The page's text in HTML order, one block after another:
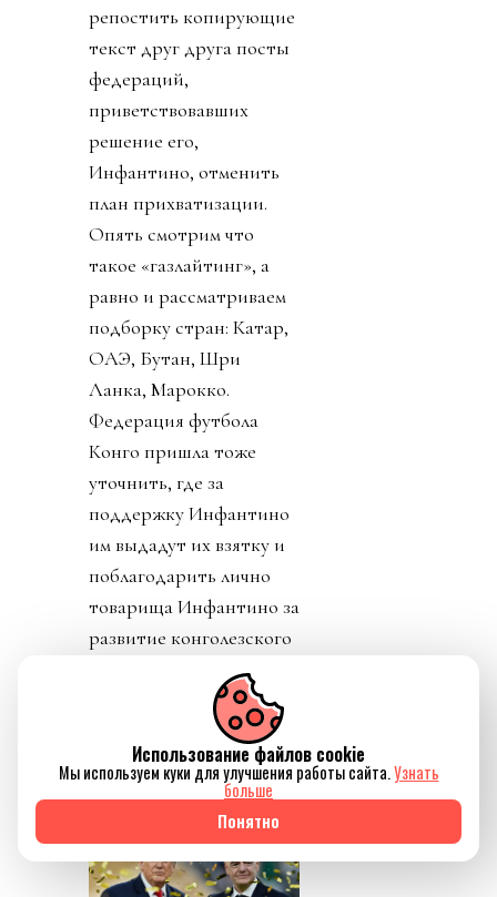
репостить копирующие
текст друг друга посты
федераций,
приветствовавших
решение его,
Инфантино, отменить
план прихватизации.
Опять смотрим что
такое «газлайтинг», а
равно и рассматриваем
подборку стран: Катар,
ОАЭ, Бутан, Шри
Ланка, Марокко.
Федерация футбола
Конго пришла тоже
уточнить, где за
поддержку Инфантино
им выдадут их взятку и
поблагодарить лично
товарища Инфантино за
развитие конголезского
футбола. Английская и
Валлийская ассоциации
футбола закрепили
формально отзыв своей
поддержки Джанни.
Использование файлов cookie
Мы используем куки для улучшения работы сайта.Узнать
больше
Понятно